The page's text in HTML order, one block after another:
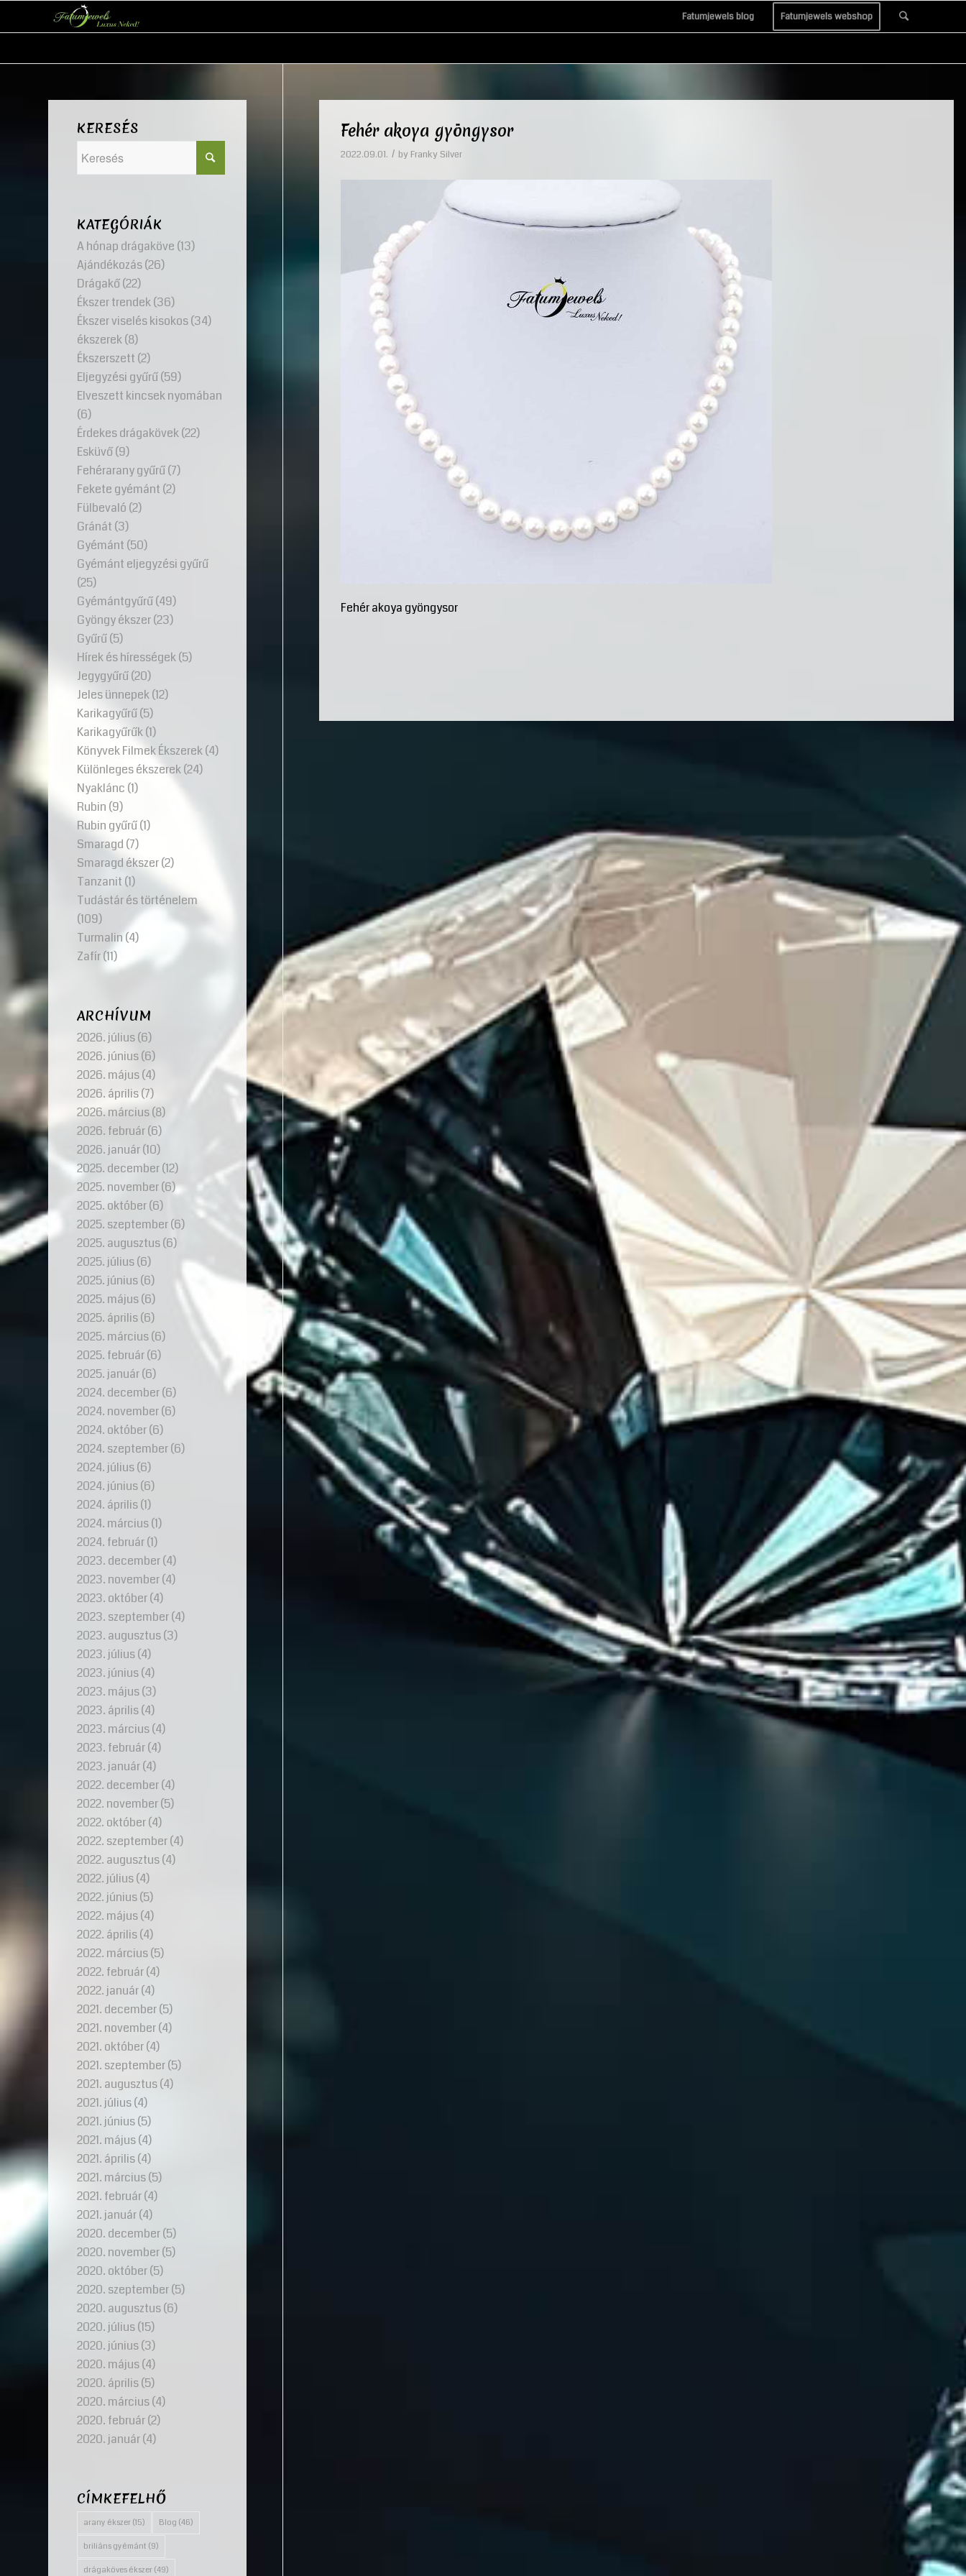
Fatumjewels blog Fatumjewels webshop
Fehér akoya gyöngysor
2022.09.01. / by Franky Silver
Fehér akoya gyöngysor
KERESÉS
KATEGÓRIÁK
A hónap drágaköve (13)
Ajándékozás(26)
Drágakő(22)
Ékszer trendek(36)
Ékszer viselés kisokos(34)
ékszerek(8)
Ékszerszett (2)
Eljegyzési gyűrű(59)
Elveszett kincsek nyomában
(6)
Érdekes drágakövek(22)
Esküvő(9)
Fehérarany gyűrű(7)
Fekete gyémánt (2)
Fülbevaló (2)
Gránát (3)
Gyémánt (50)
Gyémánt eljegyzési gyűrű
(25)
Gyémántgyűrű(49)
Gyöngy ékszer(23)
Gyűrű(5)
Hírek és hírességek(5)
Jegygyűrű(20)
Jeles ünnepek(12)
Karikagyűrű(5)
Karikagyűrűk(1)
Könyvek Filmek Ékszerek(4)
Különleges ékszerek(24)
Nyaklánc (1)
Rubin (9)
Rubin gyűrű(1)
Smaragd (7)
Smaragd ékszer(2)
Tanzanit (1)
Tudástár és történelem
(109)
Turmalin (4)
Zafír(11)
ARCHÍVUM
2026. július(6)
2026. június(6)
2026. május(4)
2026. április(7)
2026. március(8)
2026. február(6)
2026. január(10)
2025. december(12)
2025. november(6)
2025. október(6)
2025. szeptember(6)
2025. augusztus(6)
2025. július(6)
2025. június(6)
2025. május(6)
2025. április(6)
2025. március(6)
2025. február(6)
2025. január(6)
2024. december(6)
2024. november(6)
2024. október(6)
2024. szeptember(6)
2024. július(6)
2024. június(6)
2024. április(1)
2024. március(1)
2024. február(1)
2023. december(4)
2023. november(4)
2023. október(4)
2023. szeptember(4)
2023. augusztus(3)
2023. július(4)
2023. június(4)
2023. május(3)
2023. április(4)
2023. március(4)
2023. február(4)
2023. január(4)
2022. december(4)
2022. november(5)
2022. október(4)
2022. szeptember(4)
2022. augusztus(4)
2022. július(4)
2022. június(5)
2022. május(4)
2022. április(4)
2022. március(5)
2022. február(4)
2022. január(4)
2021. december(5)
2021. november(4)
2021. október(4)
2021. szeptember(5)
2021. augusztus(4)
2021. július(4)
2021. június(5)
2021. május(4)
2021. április(4)
2021. március(5)
2021. február(4)
2021. január(4)
2020. december(5)
2020. november(5)
2020. október(5)
2020. szeptember(5)
2020. augusztus(6)
2020. július(15)
2020. június(3)
2020. május(4)
2020. április(5)
2020. március(4)
2020. február(2)
2020. január(4)
CÍMKEFELHŐ
arany ékszer (15) Blog (46)
briliáns gyémánt (9)
drágaköves ékszer (49)